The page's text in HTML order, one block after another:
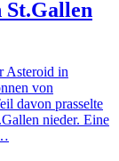
St.Gallen
Asteroid in
von
davon prasselte
nieder. Eine